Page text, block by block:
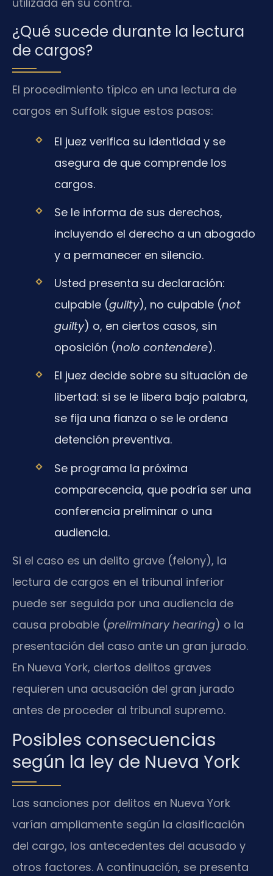
¿Qué sucede durante la lectura
de cargos?
El procedimiento típico en una lectura de
cargos en Suffolk sigue estos pasos:
El juez verifica su identidad y se
asegura de que comprende los
cargos.
Se le informa de sus derechos,
incluyendo el derecho a un abogado
y a permanecer en silencio.
Usted presenta su declaración:
culpable (guilty), no culpable (not
guilty) o, en ciertos casos, sin
oposición (nolo contendere).
El juez decide sobre su situación de
libertad: si se le libera bajo palabra,
se fija una fianza o se le ordena
detención preventiva.
Se programa la próxima
comparecencia, que podría ser una
conferencia preliminar o una
audiencia.
Si el caso es un delito grave (felony), la
lectura de cargos en el tribunal inferior
puede ser seguida por una audiencia de
causa probable (preliminary hearing) o la
presentación del caso ante un gran jurado.
En Nueva York, ciertos delitos graves
requieren una acusación del gran jurado
antes de proceder al tribunal supremo.
Posibles consecuencias
según la ley de Nueva York
Las sanciones por delitos en Nueva York
varían ampliamente según la clasificación
del cargo, los antecedentes del acusado y
otros factores. A continuación, se presenta